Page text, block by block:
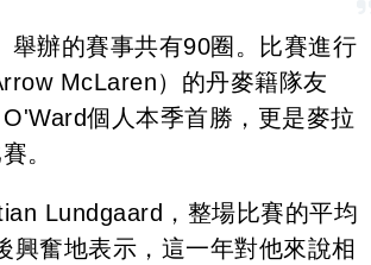
辦的賽事共有90圈。比賽進行
McLaren）的丹麥籍隊友
個人本季首勝，更是麥拉
。
Lundgaard，整場比賽的平均
奮地表示，這一年對他來說相